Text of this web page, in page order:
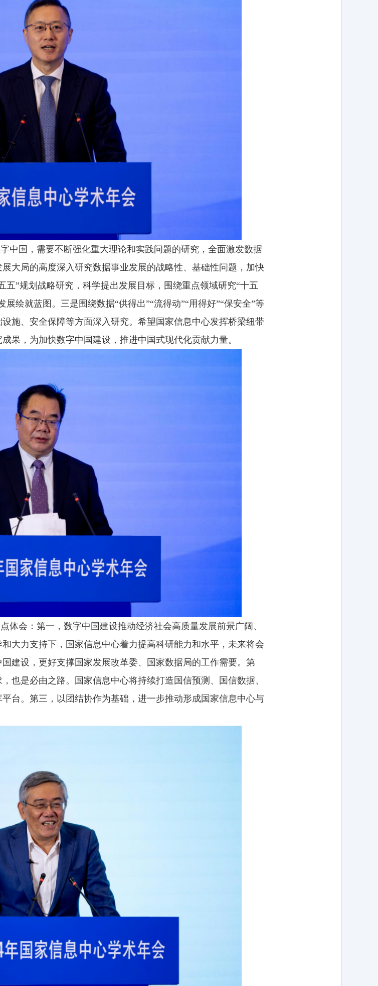
中国，需要不断强化重大理论和实践问题的研究，全面激发数据
大局的高度深入研究数据事业发展的战略性、基础性问题，加快
”规划战略研究，科学提出发展目标，围绕重点领域研究“十五
绘就蓝图。三是围绕数据“供得出”“流得动”“用得好”“保安全”等
施、安全保障等方面深入研究。希望国家信息中心发挥桥梁纽带
果，为加快数字中国建设，推进中国式现代化贡献力量。
体会：第一，数字中国建设推动经济社会高质量发展前景广阔、
大力支持下，国家信息中心着力提高科研能力和水平，未来将会
建设，更好支撑国家发展改革委、国家数据局的工作需要。第
也是必由之路。国家信息中心将持续打造国信预测、国信数据、
台。第三，以团结协作为基础，进一步推动形成国家信息中心与